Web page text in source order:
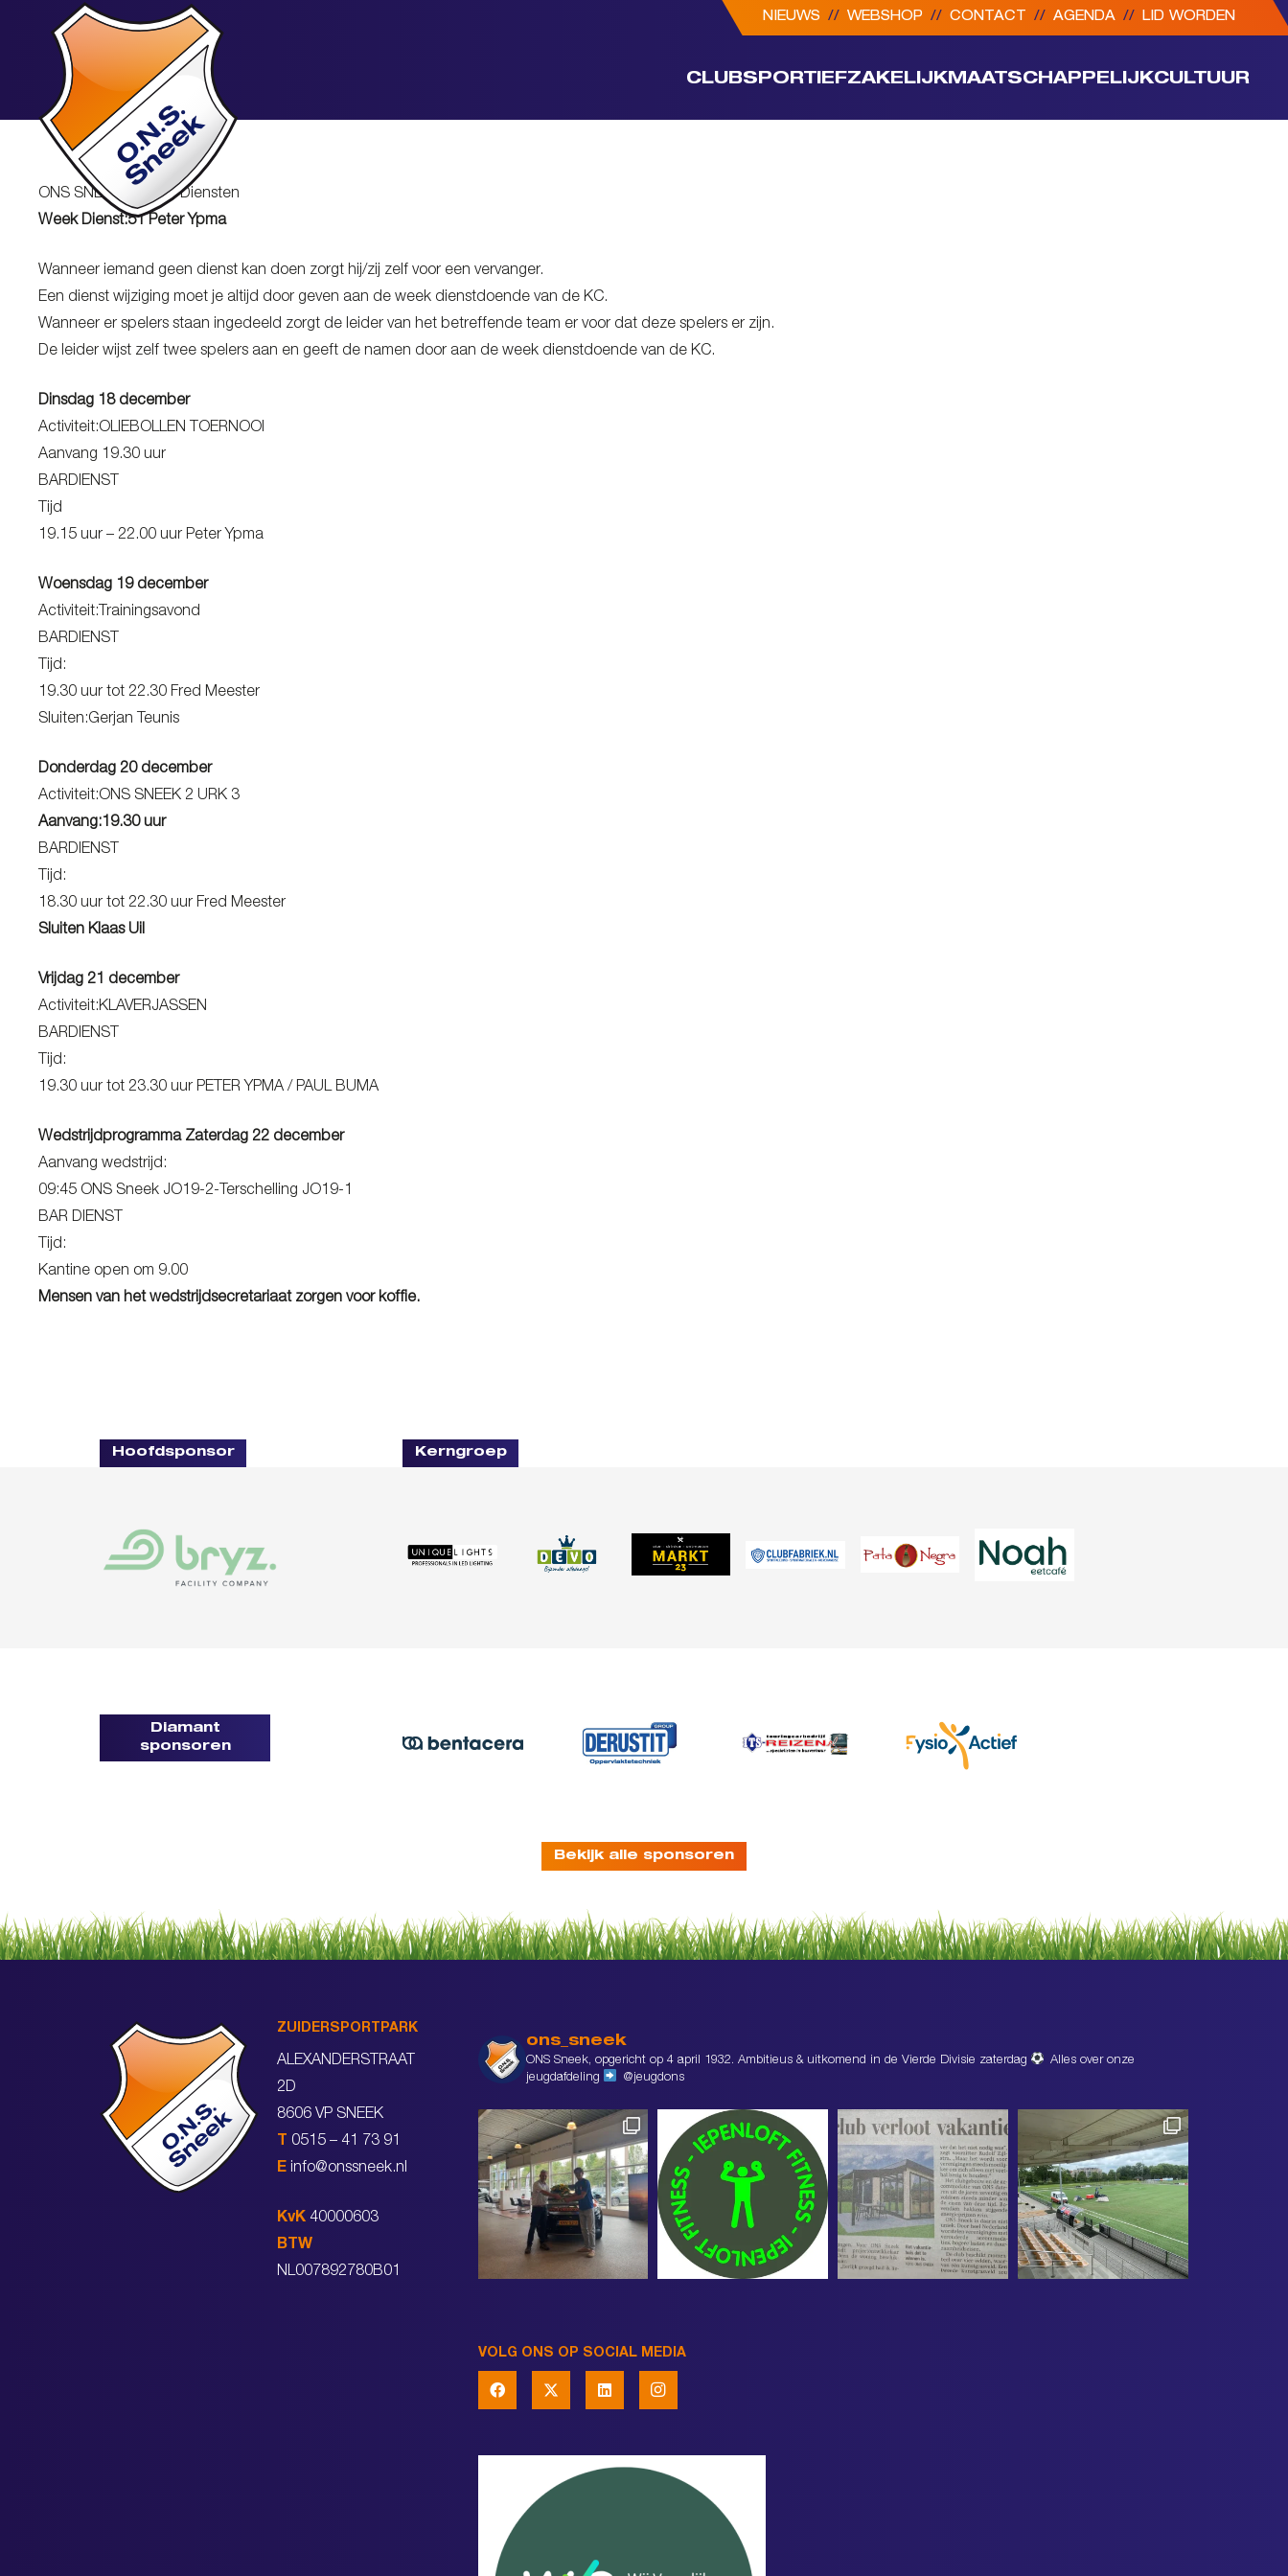
NIEUWS // WEBSHOP // CONTACT // AGENDA // LID WORDEN
CLUBSPORTIEFZAKELIJK MAATSCHAPPELIJKCULTUUR
ONS SNEEK Kantine Diensten
Week Dienst:51 Peter Ypma
Wanneer iemand geen dienst kan doen zorgt hij/zij zelf voor een vervanger.
Een dienst wijziging moet je altijd door geven aan de week dienstdoende van de KC.
Wanneer er spelers staan ingedeeld zorgt de leider van het betreffende team er voor dat deze spelers er zijn.
De leider wijst zelf twee spelers aan en geeft de namen door aan de week dienstdoende van de KC.
Dinsdag 18 december
Activiteit:OLIEBOLLEN TOERNOOI
Aanvang 19.30 uur
BARDIENST
Tijd
19.15 uur – 22.00 uur Peter Ypma
Woensdag 19 december
Activiteit:Trainingsavond
BARDIENST
Tijd:
19.30 uur tot 22.30 Fred Meester
Sluiten:Gerjan Teunis
Donderdag 20 december
Activiteit:ONS SNEEK 2 URK 3
Aanvang:19.30 uur
BARDIENST
Tijd:
18.30 uur tot 22.30 uur Fred Meester
Sluiten Klaas Uil
Vrijdag 21 december
Activiteit:KLAVERJASSEN
BARDIENST
Tijd:
19.30 uur tot 23.30 uur PETER YPMA / PAUL BUMA
Wedstrijdprogramma Zaterdag 22 december
Aanvang wedstrijd:
09:45 ONS Sneek JO19-2-Terschelling JO19-1
BAR DIENST
Tijd:
Kantine open om 9.00
Mensen van het wedstrijdsecretariaat zorgen voor koffie.
Hoofdsponsor Kerngroep
Diamant
sponsoren
Bekijk alle sponsoren
ZUIDERSPORTPARK
ALEXANDERSTRAAT
2D
8606 VP SNEEK
T 0515 – 41 73 91
E info@onssneek.nl
KvK 40000603
BTW
NL007892780B01
ons_sneek
ONS Sneek, opgericht op 4 april 1932. Ambitieus & uitkomend in de Vierde Divisie zaterdag
Alles over onze
jeugdafdeling
@jeugdons
VOLG ONS OP SOCIAL MEDIA